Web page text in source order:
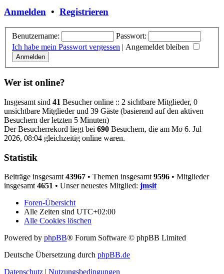
Anmelden • Registrieren
Benutzername:
Passwort:
Ich habe mein Passwort vergessen | Angemeldet bleiben
Wer ist online?
Insgesamt sind 41 Besucher online :: 2 sichtbare Mitglieder, 0
unsichtbare Mitglieder und 39 Gäste (basierend auf den aktiven
Besuchern der letzten 5 Minuten)
Der Besucherrekord liegt bei 690 Besuchern, die am Mo 6. Jul
2026, 08:04 gleichzeitig online waren.
Statistik
Beiträge insgesamt 43967 • Themen insgesamt 9596 • Mitglieder
insgesamt 4651 • Unser neuestes Mitglied: jmsit
Foren-Übersicht
Alle Zeiten sind UTC+02:00
Alle Cookies löschen
Powered by phpBB® Forum Software © phpBB Limited
Deutsche Übersetzung durch phpBB.de
Datenschutz | Nutzungsbedingungen